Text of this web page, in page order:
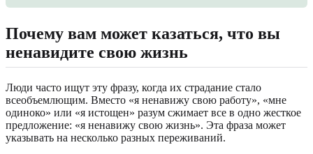
Почему вам может казаться, что вы
ненавидите свою жизнь
Люди часто ищут эту фразу, когда их страдание стало
всеобъемлющим. Вместо «я ненавижу свою работу», «мне
одиноко» или «я истощен» разум сжимает все в одно жесткое
предложение: «я ненавижу свою жизнь». Эта фраза может
указывать на несколько разных переживаний.